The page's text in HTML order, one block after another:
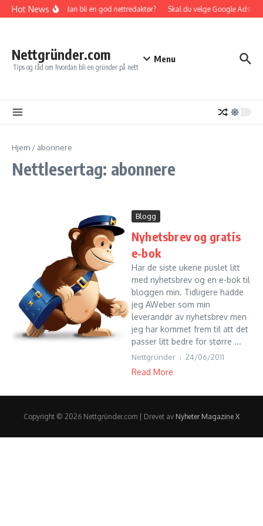
Gå til innhold
Hot News Hvordan bli en god nettredaktør? Skal du velge Google
Nettgründer.com
Tips og råd om hvordan bli en gründer på nett
Menu
Hjem / abonnere
Nettlesertag: abonnere
Blogg
Nyhetsbrev og gratis
e-bok
Har de siste ukene puslet litt
med nyhetsbrev og en e-bok til
bloggen min. Tidligere hadde
jeg AWeber som min
leverandør av nyhetsbrev men
jeg har kommet frem til att det
passer litt bedre for større ...
Nettgründer 24/06/2011
Read More
Copyright © 2026 Nettgründer.com | Drevet av Nyheter Magazine X